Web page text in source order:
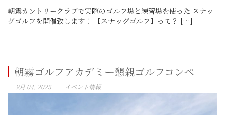
朝霧カントリークラブで実際のゴルフ場と練習場を使った スナッ
グゴルフを開催致します！ 【スナッグゴルフ】って？ […]
朝霧ゴルフアカデミー懇親ゴルフコンペ
9月 04, 2025 イベント情報